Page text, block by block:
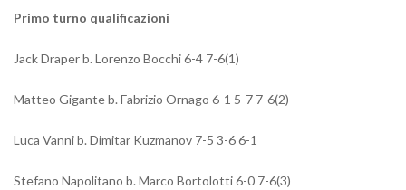
Primo turno qualificazioni
Jack Draper b. Lorenzo Bocchi 6-4 7-6(1)
Matteo Gigante b. Fabrizio Ornago 6-1 5-7 7-6(2)
Luca Vanni b. Dimitar Kuzmanov 7-5 3-6 6-1
Stefano Napolitano b. Marco Bortolotti 6-0 7-6(3)